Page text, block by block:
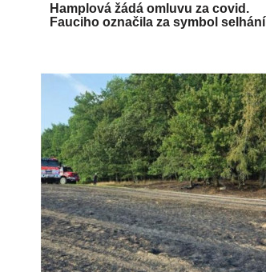
Hamplová žádá omluvu za covid.
Fauciho označila za symbol selhání